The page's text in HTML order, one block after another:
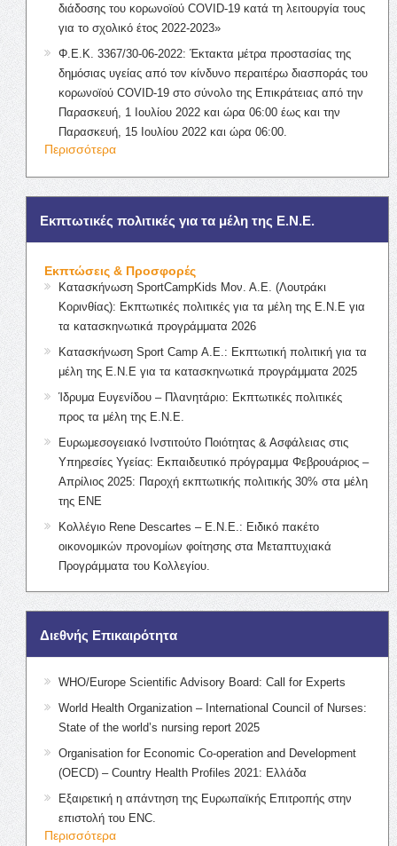
διάδοσης του κορωνοϊού COVID-19 κατά τη λειτουργία τους
για το σχολικό έτος 2022-2023»
Φ.Ε.Κ. 3367/30-06-2022: Έκτακτα μέτρα προστασίας της
δημόσιας υγείας από τον κίνδυνο περαιτέρω διασποράς του
κορωνοϊού COVID-19 στο σύνολο της Επικράτειας από την
Παρασκευή, 1 Ιουλίου 2022 και ώρα 06:00 έως και την
Παρασκευή, 15 Ιουλίου 2022 και ώρα 06:00.
Περισσότερα
Εκπτωτικές πολιτικές για τα μέλη της Ε.Ν.Ε.
Εκπτώσεις & Προσφορές
Κατασκήνωση SportCampKids Μον. Α.Ε. (Λουτράκι
Κορινθίας): Εκπτωτικές πολιτικές για τα μέλη της Ε.Ν.Ε για
τα κατασκηνωτικά προγράμματα 2026
Κατασκήνωση Sport Camp Α.Ε.: Εκπτωτική πολιτική για τα
μέλη της Ε.Ν.Ε για τα κατασκηνωτικά προγράμματα 2025
Ίδρυμα Ευγενίδου – Πλανητάριο: Εκπτωτικές πολιτικές
προς τα μέλη της Ε.Ν.Ε.
Ευρωμεσογειακό Ινστιτούτο Ποιότητας & Ασφάλειας στις
Υπηρεσίες Υγείας: Εκπαιδευτικό πρόγραμμα Φεβρουάριος –
Απρίλιος 2025: Παροχή εκπτωτικής πολιτικής 30% στα μέλη
της ΕΝΕ
Κολλέγιο Rene Descartes – Ε.Ν.Ε.: Ειδικό πακέτο
οικονομικών προνομίων φοίτησης στα Μεταπτυχιακά
Προγράμματα του Κολλεγίου.
Διεθνής Επικαιρότητα
WHO/Europe Scientific Advisory Board: Call for Experts
World Health Organization – International Council of Nurses:
State of the world’s nursing report 2025
Organisation for Economic Co-operation and Development
(OECD) – Country Health Profiles 2021: Ελλάδα
Εξαιρετική η απάντηση της Ευρωπαϊκής Επιτροπής στην
επιστολή του ENC.
Περισσότερα